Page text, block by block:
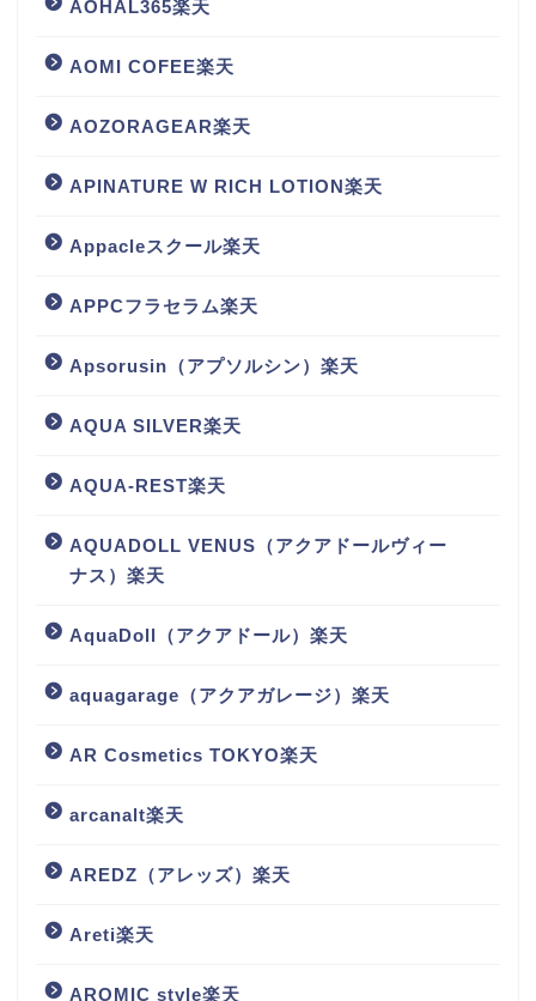
AOHAL365楽天
AOMI COFEE楽天
AOZORAGEAR楽天
APINATURE W RICH LOTION楽天
Appacleスクール楽天
APPCフラセラム楽天
Apsorusin（アプソルシン）楽天
AQUA SILVER楽天
AQUA-REST楽天
AQUADOLL VENUS（アクアドールヴィー
ナス）楽天
AquaDoll（アクアドール）楽天
aquagarage（アクアガレージ）楽天
AR Cosmetics TOKYO楽天
arcanalt楽天
AREDZ（アレッズ）楽天
Areti楽天
AROMIC style楽天